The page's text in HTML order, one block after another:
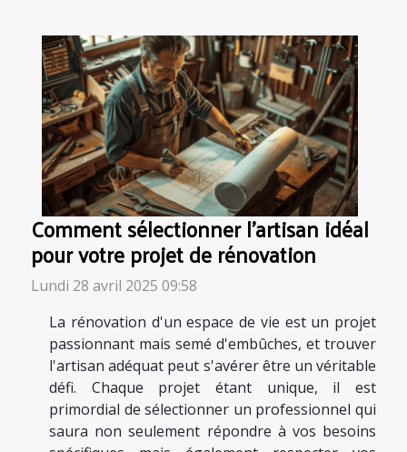
Comment sélectionner l'artisan idéal
pour votre projet de rénovation
Lundi 28 avril 2025 09:58
La rénovation d'un espace de vie est un projet
passionnant mais semé d'embûches, et trouver
l'artisan adéquat peut s'avérer être un véritable
défi. Chaque projet étant unique, il est
primordial de sélectionner un professionnel qui
saura non seulement répondre à vos besoins